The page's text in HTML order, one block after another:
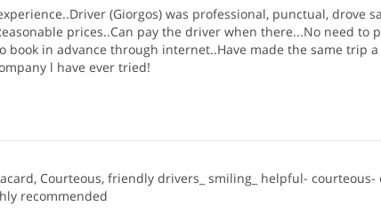
(Giorgos) was professional, punctual, drove
prices..Can pay the driver when there...No need to
book in advance through internet..Have made the same trip
l have ever tried!
Courteous, friendly drivers_ smiling_ helpful-
recommended